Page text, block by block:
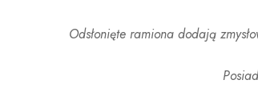
Odsłonięte ramiona dodają